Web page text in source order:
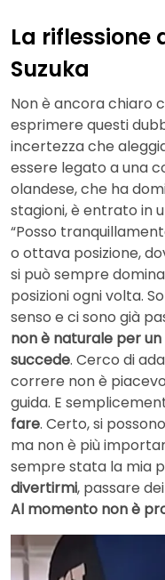
La riflessione
Suzuka
Non è ancora chiaro
esprimere questi
incertezza che
essere legato a una
olandese, che ha
stagioni, è entrato in
“Posso
o ottava posizione,
si può sempre
posizioni ogni volta.
senso e ci sono già
non è naturale per
succede. Cerco di
correre non è
guida. E
fare. Certo, si
ma non è più
sempre stata la mia
divertirmi, passare
Al momento non è